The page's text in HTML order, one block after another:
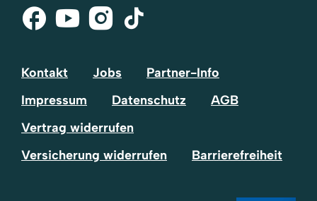
Facebook
Youtube
Instagram
Tik-
Kontakt Jobs
Partner-Info
Impressum
Datenschutz
AGB
Vertrag widerrufen
Versicherung widerrufen
Barrierefreiheit